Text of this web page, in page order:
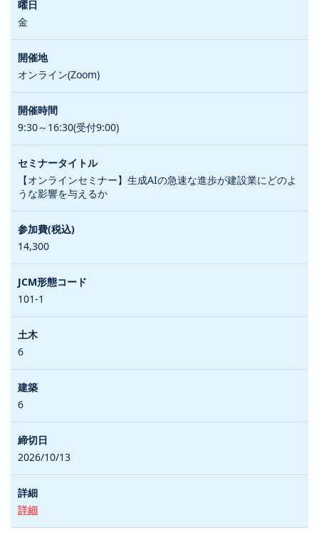
金
オンライン(Zoom)
9:30～16:30(受付9:00)
【オンラインセミナー】生成AIの急速な進歩が建設業にどのよ
うな影響を与えるか
14,300
101-1
6
6
2026/10/13
詳細